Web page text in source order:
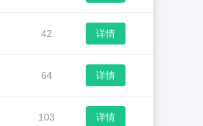
42 详情
64 详情
103 详情